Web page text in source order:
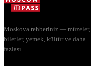
Moskova rehberiniz — müzeler,
biletler, yemek, kültür ve daha
fazlası.